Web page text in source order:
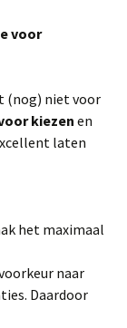
voor
(nog) niet voor
kiezenen
laten
het maximaal
naar
Daardoor